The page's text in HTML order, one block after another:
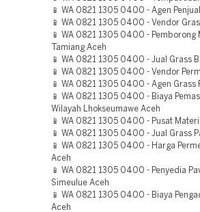
📱 WA 0821 1305 0400 - Agen
📱 WA 0821 1305 0400 - Vendor
📱 WA 0821 1305 0400 - Pemborong
Tamiang Aceh
📱 WA 0821 1305 0400 - Jual Grass
📱 WA 0821 1305 0400 - Vendor
📱 WA 0821 1305 0400 - Agen Grass
📱 WA 0821 1305 0400 - Biaya
Wilayah Lhokseumawe Aceh
📱 WA 0821 1305 0400 - Pusat
📱 WA 0821 1305 0400 - Jual Grass
📱 WA 0821 1305 0400 - Harga
Aceh
📱 WA 0821 1305 0400 - Penyedia
Simeulue Aceh
📱 WA 0821 1305 0400 - Biaya
Aceh